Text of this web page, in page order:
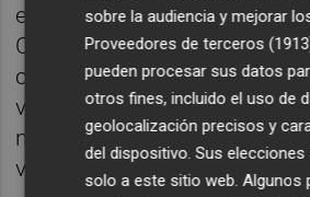
esfuerzo y trabajo que se
Conselleria en torno al
como medida que ayuda a
varios de los derechos
niñas que se encuentran en
vulnerabilidad".
sobre la audiencia y mejorar
Proveedores de terceros
pueden procesar sus datos
otros fines, incluido el uso de
geolocalización precisos y
del dispositivo. Sus elecciones
solo a este sitio web. Algunos